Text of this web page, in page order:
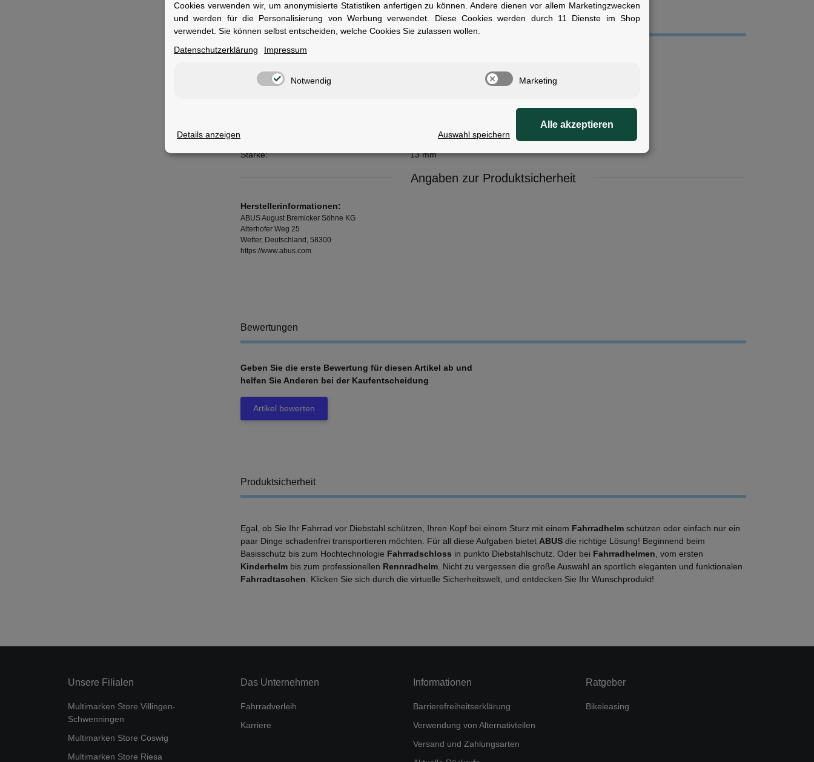
Merkmale
Halterung:
ohne Transporttasche
Stärke:
13 mm
Angaben zur Produktsicherheit
Herstellerinformationen:
ABUS August Bremicker Söhne KG
Alterhofer Weg 25
Wetter, Deutschland, 58300
https://www.abus.com
Bewertungen
Geben Sie die erste Bewertung für diesen Artikel ab und
helfen Sie Anderen bei der Kaufentscheidung
Artikel bewerten
Produktsicherheit
Egal, ob Sie Ihr Fahrrad vor Diebstahl schützen, Ihren Kopf bei einem Sturz mit einem Fahrradhelm schützen oder einfach nur ein
paar Dinge schadenfrei transportieren möchten. Für all diese Aufgaben bietet ABUS die richtige Lösung! Beginnend beim
Basisschutz bis zum Hochtechnologie Fahrradschloss in punkto Diebstahlschutz. Oder bei Fahrradhelmen , vom ersten
Kinderhelm bis zum professionellen Rennradhelm . Nicht zu vergessen die große Auswahl an sportlich eleganten und funktionalen
Fahrradtaschen . Klicken Sie sich durch die virtuelle Sicherheitswelt, und entdecken Sie Ihr Wunschprodukt!
Unsere Filialen
Multimarken Store Villingen-
Schwenningen
Multimarken Store Coswig
Multimarken Store Riesa
Das Unternehmen
Fahrradverleih
Karriere
Informationen
Barrierefreiheitserklärung
Verwendung von Alternativteilen
Versand und Zahlungsarten
Ratgeber
Bikeleasing
Cookies verwenden wir, um anonymisierte Statistiken anfertigen zu können. Andere dienen vor allem Marketingzwecken
und werden für die Personalisierung von Werbung verwendet. Diese Cookies werden durch 11 Dienste im Shop
verwendet. Sie können selbst entscheiden, welche Cookies Sie zulassen wollen.
Datenschutzerklärung
Impressum
Notwendig Marketing
Details anzeigen Auswahl speichern
Alle akzeptieren